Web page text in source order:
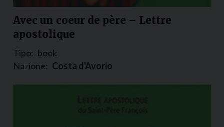
Avec un coeur de père – Lettre
apostolique
Tipo: book
Nazione: Costa d'Avorio